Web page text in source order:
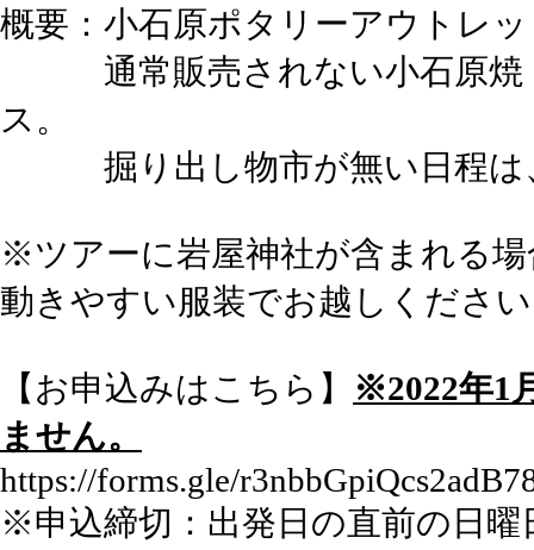
概要：小石原ポタリーアウトレ
通常販売されない小石原
ス。
掘り出し物市が無い日程は
※ツアーに岩屋神社が含まれる
動きやすい服装でお越しくださ
【お申込みはこちら】
※2022年1
ません。
https://forms.gle/
※申込締切：出発日の直前の日